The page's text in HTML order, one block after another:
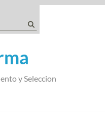
y Seleccion